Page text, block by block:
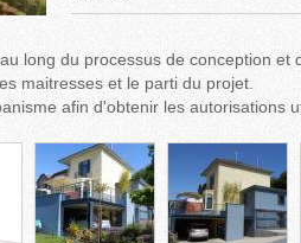
long du processus de conception
maitresses et le parti du projet.
afin d'obtenir les autorisations